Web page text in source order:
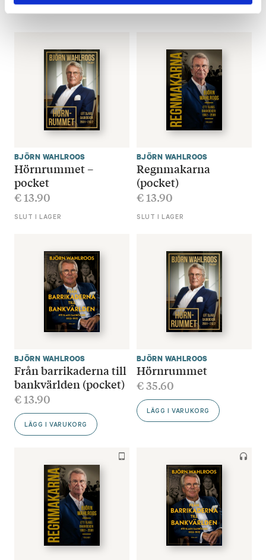
Mera böcker
BJÖRN WAHLROOS
Hörnrummet –
pocket
€13.90
SLUT I LAGER
BJÖRN WAHLROOS
Regnmakarna
(pocket)
€13.90
SLUT I LAGER
BJÖRN WAHLROOS
Från barrikaderna till
bankvärlden (pocket)
€13.90
LÄGG I VARUKORG
BJÖRN WAHLROOS
Hörnrummet
€35.60
LÄGG I VARUKORG